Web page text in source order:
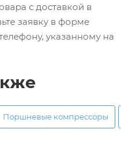
с доставкой в
заявку в форме
указанному на
Поршневые компрессоры